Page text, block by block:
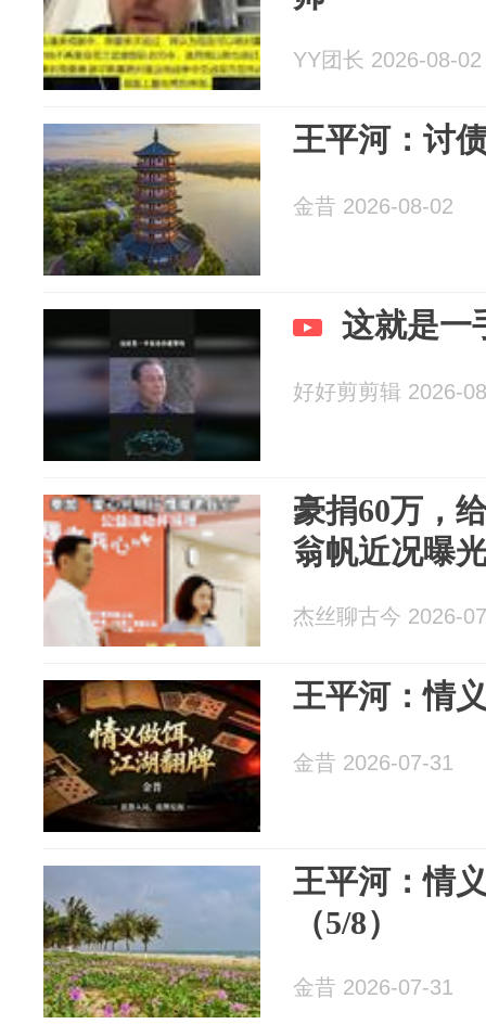
YY团长 2026-08-02
王平河：讨
金昔 2026-08-02
这就是一
好好剪剪辑 2026-
豪捐60万，
翁帆近况曝
杰丝聊古今 2026-
王平河：情
金昔 2026-07-31
王平河：情
（5/8）
金昔 2026-07-31